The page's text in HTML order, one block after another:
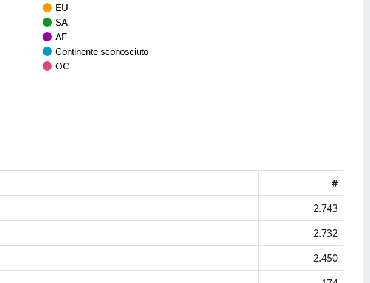
EU
SA
AF
Continente sconosciuto
OC
#
2.743
2.732
2.450